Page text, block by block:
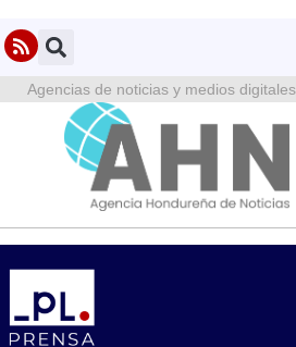
Agencias de noticias y medios digitales